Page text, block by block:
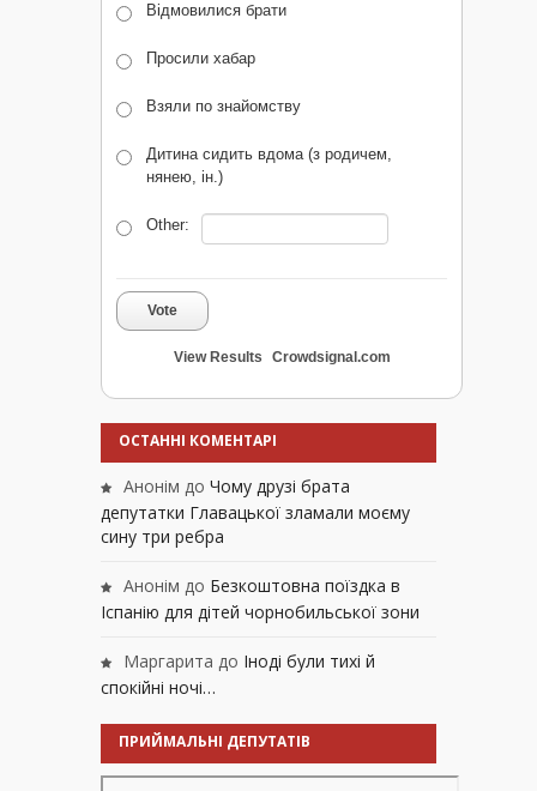
Відмовилися брати
Просили хабар
Взяли по знайомству
Дитина сидить вдома (з родичем,
нянею, ін.)
Other:
Vote
View Results Crowdsignal.com
ОСТАННІ КОМЕНТАРІ
Анонім до Чому друзі брата
депутатки Главацької зламали моєму
сину три ребра
Анонім до Безкоштовна поїздка в
Іспанію для дітей чорнобильської зони
Маргарита до Іноді були тихі й
спокійні ночі…
ПРИЙМАЛЬНІ ДЕПУТАТІВ